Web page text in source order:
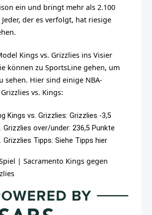
ein und bringt mehr als 2.100
der es verfolgt, hat riesige
Kings vs. Grizzlies ins Visier
können zu SportsLine gehen, um
sehen. Hier sind einige NBA-
vs. Kings:
Kings vs. Grizzlies: Grizzlies -3,5
Grizzlies over/under: 236,5 Punkte
Grizzlies Tipps: Siehe Tipps hier
| Sacramento Kings gegen